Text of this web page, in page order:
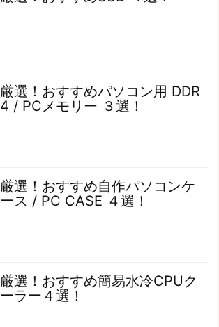
厳選！おすすめパソコン用 DDR
4 / PCメモリー ３選！
厳選！おすすめ自作パソコンケ
ース / PC CASE ４選！
厳選！おすすめ簡易水冷CPUク
ーラー４選！